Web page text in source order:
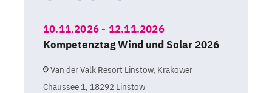
10.11.2026 - 12.11.2026
Kompetenztag Wind und Solar 2026
Van der Valk Resort Linstow, Krakower
Chaussee 1, 18292 Linstow